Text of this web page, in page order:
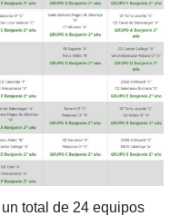
total de 24 equipos